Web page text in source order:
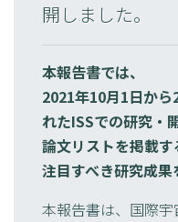
開しました。
本報告書では、
2021年10月1日か
れたISSでの研究・
論文リストを掲載
注目すべき研究成果
本報告書は、国際